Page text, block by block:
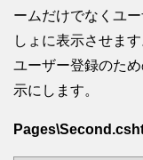
ームだけでなくユ
しょに表示させま
ユーザー登録のた
示にします。